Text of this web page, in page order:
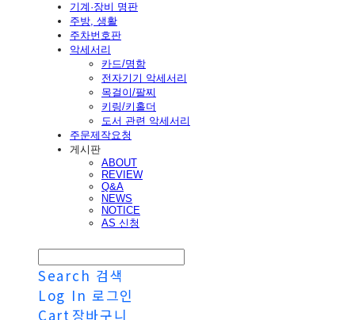
기계·장비 명판
주방, 생활
주차번호판
악세서리
카드/명함
전자기기 악세서리
목걸이/팔찌
키링/키홀더
도서 관련 악세서리
주문제작요청
게시판
ABOUT
REVIEW
Q&A
NEWS
NOTICE
AS 신청
Search 검색
Log In 로그인
Cart 장바구니